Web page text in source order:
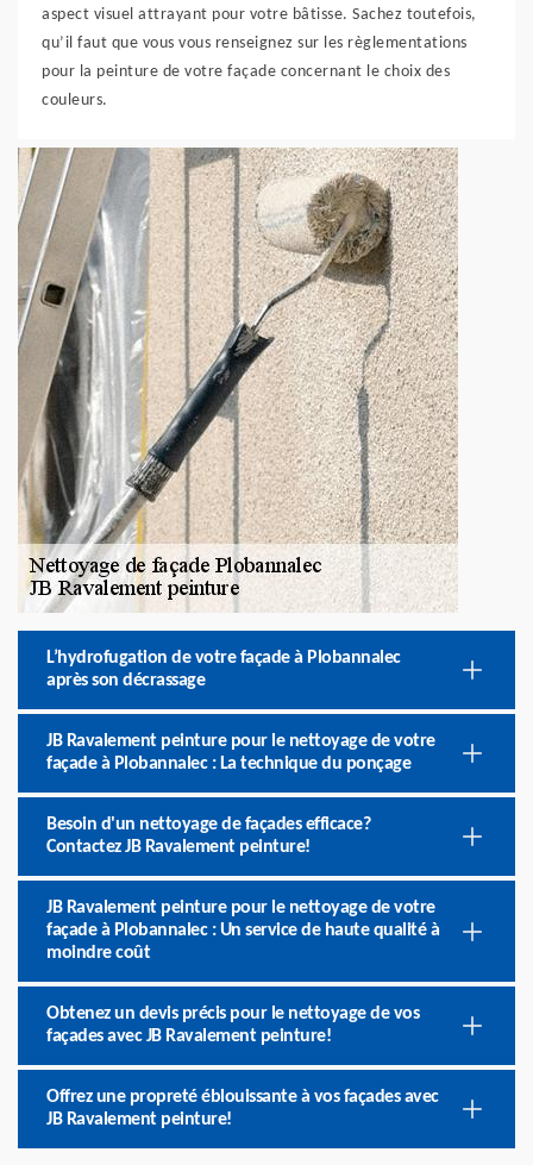
aspect visuel attrayant pour votre bâtisse. Sachez toutefois,
qu’il faut que vous vous renseignez sur les règlementations
pour la peinture de votre façade concernant le choix des
couleurs.
L’hydrofugation de votre façade à Plobannalec
après son décrassage
JB Ravalement peinture pour le nettoyage de votre
façade à Plobannalec : La technique du ponçage
Besoin d'un nettoyage de façades efficace?
Contactez JB Ravalement peinture!
JB Ravalement peinture pour le nettoyage de votre
façade à Plobannalec : Un service de haute qualité à
moindre coût
Obtenez un devis précis pour le nettoyage de vos
façades avec JB Ravalement peinture!
Offrez une propreté éblouissante à vos façades avec
JB Ravalement peinture!